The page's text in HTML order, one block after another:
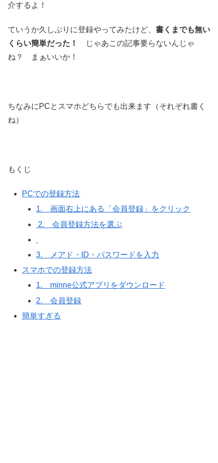
介するよ！
ていうか久しぶりに登録やってみたけど、 書くまでも無い
くらい簡単だった！
じゃあこの記事要らないんじゃ
ね？ まぁいいか！
ちなみにPCとスマホどちらでも出来ます（それぞれ書く
ね）
もくじ
PCでの登録方法
1. 画面右上にある「会員登録」をクリック
2. 会員登録方法を選ぶ
3. メアド・ID・パスワードを入力
スマホでの登録方法
1. minne公式アプリをダウンロード
2. 会員登録
簡単すぎる